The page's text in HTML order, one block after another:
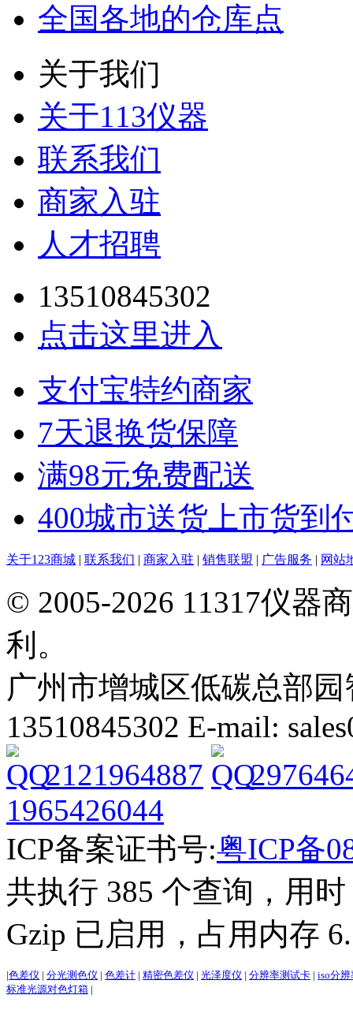
全国各地的仓库点
关于我们
关于113仪器
联系我们
商家入驻
人才招聘
13510845302
点击这里进入
支付宝特约商家
7天退换货保障
满98元免费配送
400城市送货上市货到
关于123商城 | 联系我们 | 商家入驻 | 销售联盟 | 广告服务 | 网站
© 2005-2026 11317仪器
利。
广州市增城区低碳总部
13510845302 E-mail:
2121964887
1965426044
ICP备案证书号:粤ICP备
共执行 385 个查询，用
Gzip 已启用，占用内存
|色差仪 | 分光测色仪 | 色差计 | 精密色差仪 | 光泽度仪 | 分辨率测试卡 | iso分
标准光源对色灯箱 |